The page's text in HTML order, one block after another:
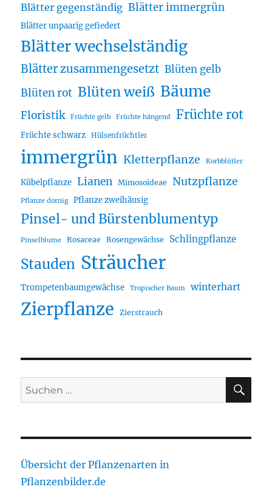
Blätter gegenständig Blätter immergrün
Blätter unpaarig gefiedert
Blätter wechselständig
Blätter zusammengesetzt Blüten gelb
Blüten rot Blüten weiß Bäume
Floristik Früchte gelb Früchte hängend Früchte rot
Früchte schwarz Hülsenfrüchtler
immergrün Kletterpflanze Korbblütler
Kübelpflanze Lianen Mimosoideae Nutzpflanze
Pflanze dornig Pflanze zweihäusig
Pinsel- und Bürstenblumentyp
Pinselblume Rosaceae Rosengewächse Schlingpflanze
Stauden Sträucher
Trompetenbaumgewächse Tropischer Baum winterhart
Zierpflanze Zierstrauch
Suche
nach:
Übersicht der Pflanzenarten in
Pflanzenbilder.de